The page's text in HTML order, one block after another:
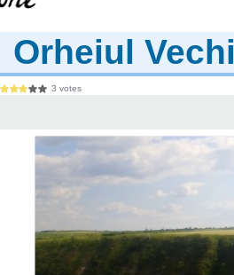
Orheiul Vechi
3 votes